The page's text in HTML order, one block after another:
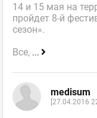
14 и 15 мая на
пройдет 8-й
сезон».
Все, ...
medisum
[27.04.2016